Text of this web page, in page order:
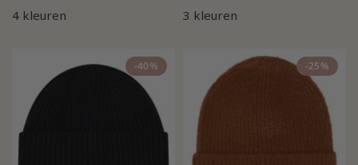
4 kleuren
3 kleuren
-40% -25%